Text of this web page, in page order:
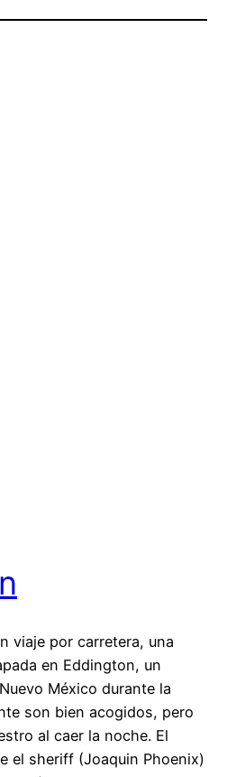
viaje por carretera, una
en Eddington, un
México durante la
son bien acogidos, pero
al caer la noche. El
el sheriff (Joaquin Phoenix)